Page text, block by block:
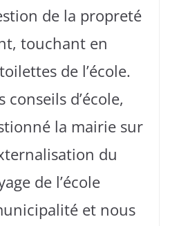
de la propreté
touchant en
de l’école.
d’école,
la mairie sur
du
de l’école
et nous